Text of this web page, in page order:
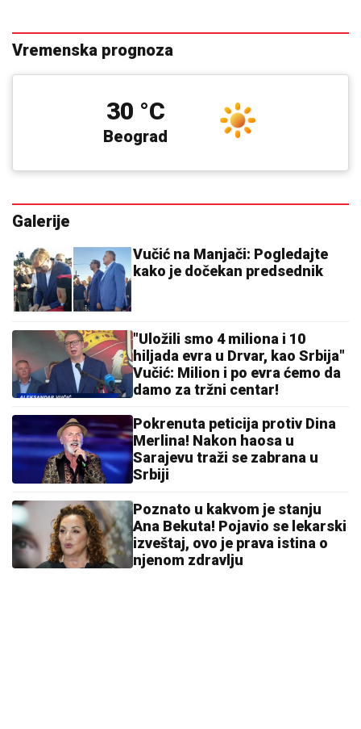
Vremenska prognoza
Beograd
30 °C
Galerije
Vučić na Manjači: Pogledajte
kako je dočekan predsednik
"Uložili smo 4 miliona i 10
hiljada evra u Drvar, kao Srbija"
Vučić: Milion i po evra ćemo da
damo za tržni centar!
Pokrenuta peticija protiv Dina
Merlina! Nakon haosa u
Sarajevu traži se zabrana u
Srbiji
Poznato u kakvom je stanju
Ana Bekuta! Pojavio se lekarski
izveštaj, ovo je prava istina o
njenom zdravlju